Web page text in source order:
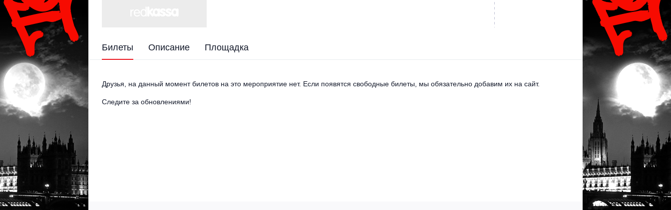
Билеты Описание Площадка
Друзья, на данный момент билетов на это мероприятие нет. Если появятся свободные билеты, мы обязательно добавим их на сайт.
Следите за обновлениями!